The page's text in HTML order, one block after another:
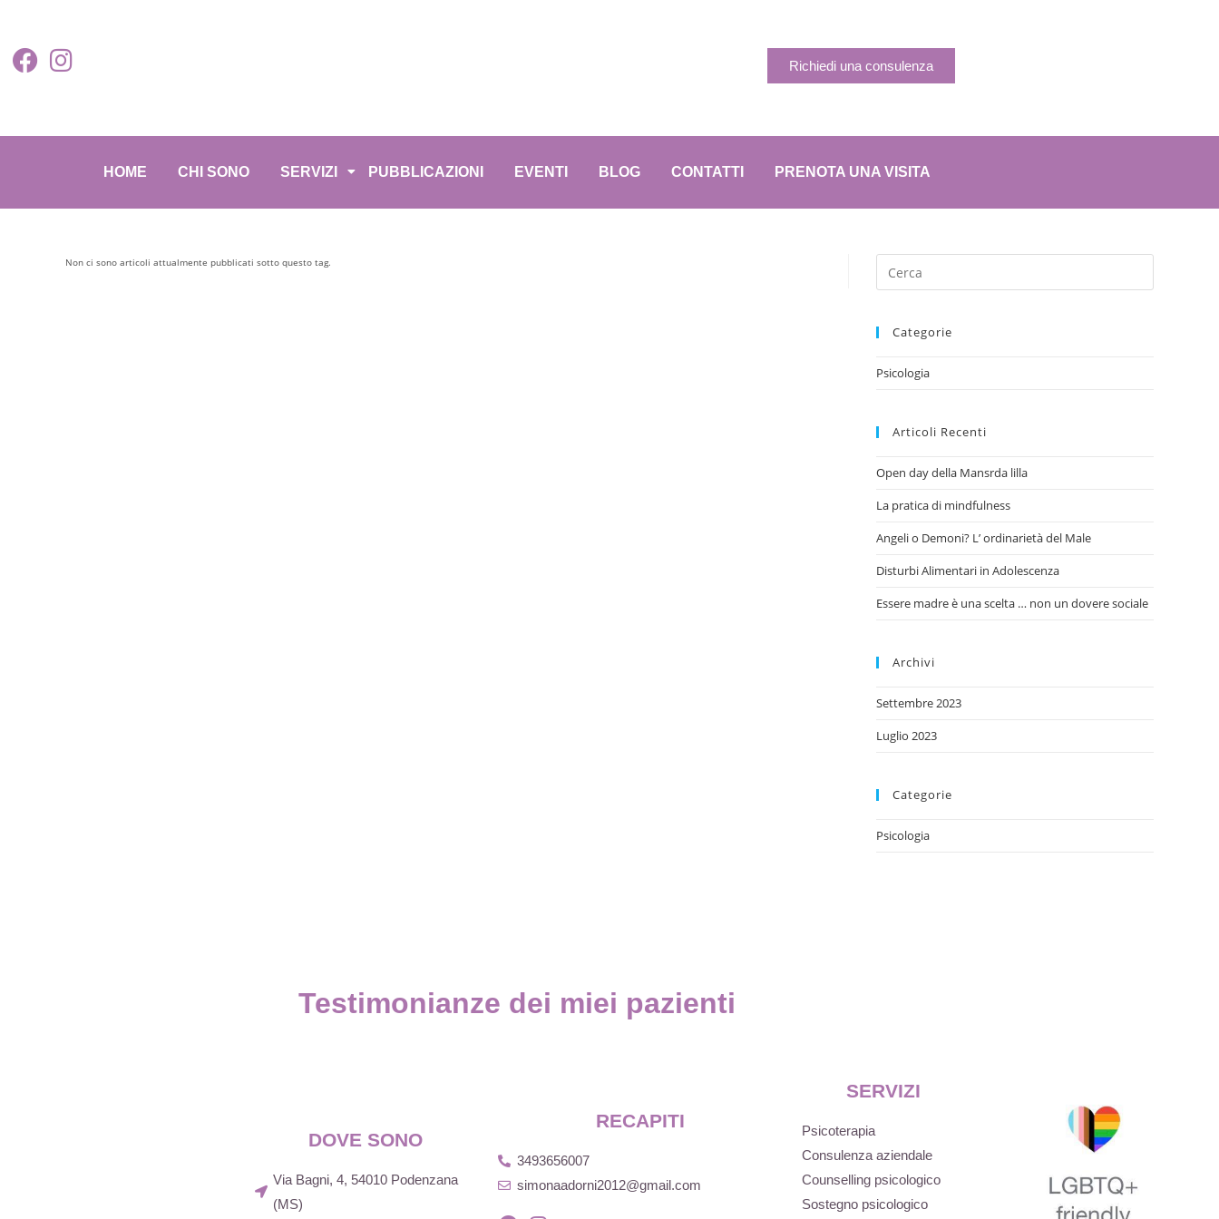
Richiedi una consulenza
HOME CHI SONO SERVIZI PUBBLICAZIONI EVENTI BLOG CONTATTI PRENOTA UNA VISITA
Non ci sono articoli attualmente pubblicati sotto questo tag.
Categorie
Psicologia
Articoli Recenti
Open day della Mansrda lilla
La pratica di mindfulness
Angeli o Demoni? L’ ordinarietà del Male
Disturbi Alimentari in Adolescenza
Essere madre è una scelta … non un dovere sociale
Archivi
Settembre 2023
Luglio 2023
Categorie
Psicologia
Testimonianze dei miei pazienti
DOVE SONO
Via Bagni, 4, 54010 Podenzana
(MS)
RECAPITI
3493656007
simonaadorni2012@gmail.com
SERVIZI
Psicoterapia
Consulenza aziendale
Counselling psicologico
Sostegno psicologico